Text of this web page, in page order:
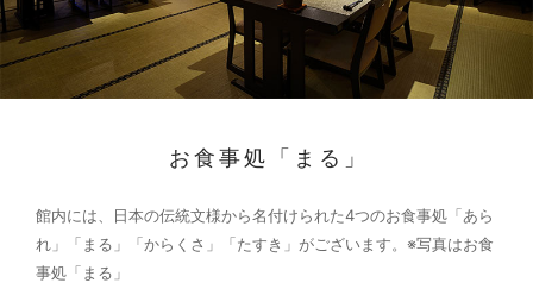
お食事処「まる」
館内には、日本の伝統文様から名付けられた4つのお食事処「あら
れ」「まる」「からくさ」「たすき」がございます。 ※写真はお食
事処「まる」